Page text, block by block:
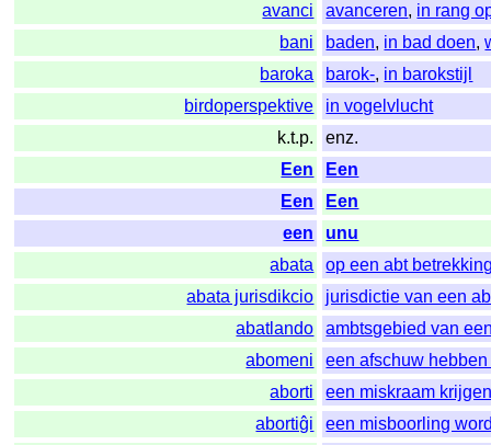
avanci
avanceren, in rang
bani
baden, in bad doen,
baroka
barok-, in barokstijl
birdoperspektive
in vogelvlucht
k.t.p.
enz.
Een
Een
Een
Een
een
unu
abata
op een abt
abata jurisdikcio
jurisdictie van een
abatlando
ambtsgebied van
abomeni
een afschuw
aborti
een miskraam
abortiĝi
een misboorling